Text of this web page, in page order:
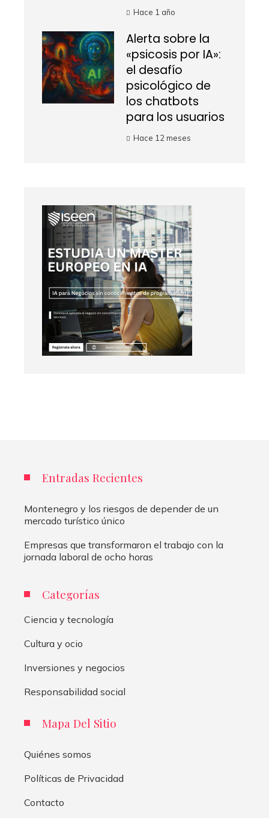
Hace 1 año
Alerta sobre la
«psicosis por IA»:
el desafío
psicológico de
los chatbots
para los usuarios
Hace 12 meses
Entradas Recientes
Montenegro y los riesgos de depender de un
mercado turístico único
Empresas que transformaron el trabajo con la
jornada laboral de ocho horas
Categorías
Ciencia y tecnología
Cultura y ocio
Inversiones y negocios
Responsabilidad social
Mapa Del Sitio
Quiénes somos
Políticas de Privacidad
Contacto